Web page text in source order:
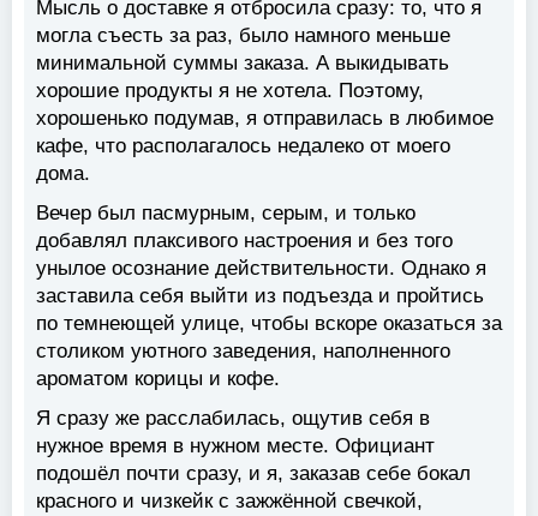
Мысль о доставке я отбросила сразу: то, что я
могла съесть за раз, было намного меньше
минимальной суммы заказа. А выкидывать
хорошие продукты я не хотела. Поэтому,
хорошенько подумав, я отправилась в любимое
кафе, что располагалось недалеко от моего
дома.
Вечер был пасмурным, серым, и только
добавлял плаксивого настроения и без того
унылое осознание действительности. Однако я
заставила себя выйти из подъезда и пройтись
по темнеющей улице, чтобы вскоре оказаться за
столиком уютного заведения, наполненного
ароматом корицы и кофе.
Я сразу же расслабилась, ощутив себя в
нужное время в нужном месте. Официант
подошёл почти сразу, и я, заказав себе бокал
красного и чизкейк с зажжённой свечкой,